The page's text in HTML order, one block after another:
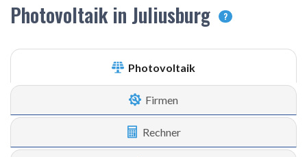
Photovoltaik in Juliusburg ?
Photovoltaik
Firmen
Rechner